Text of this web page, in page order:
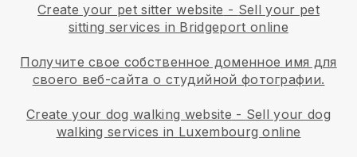
Create your pet sitter website - Sell your pet
sitting services in Bridgeport online
Получите свое собственное доменное имя для
своего веб-сайта о студийной фотографии.
Create your dog walking website - Sell your dog
walking services in Luxembourg online